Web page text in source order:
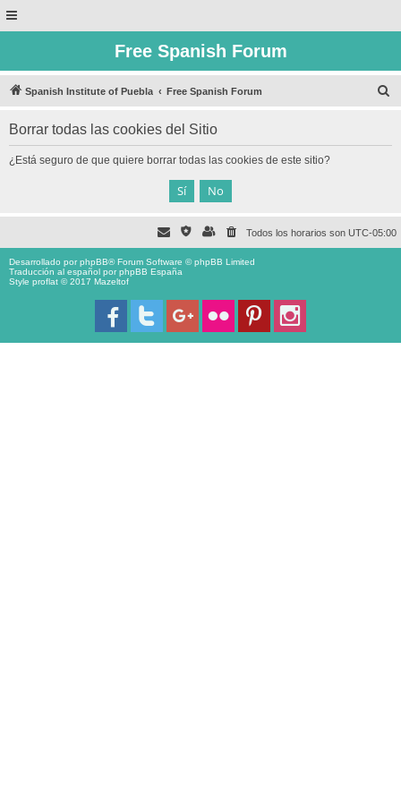
Free Spanish Forum
Spanish Institute of Puebla Free Spanish Forum
Borrar todas las cookies del Sitio
¿Está seguro de que quiere borrar todas las cookies de este sitio?
Todos los horarios son UTC-05:00
Desarrollado porphpBB® Forum Software © phpBB Limited
Traducción al español porphpBB España
Style proflat © 2017 Mazeltof